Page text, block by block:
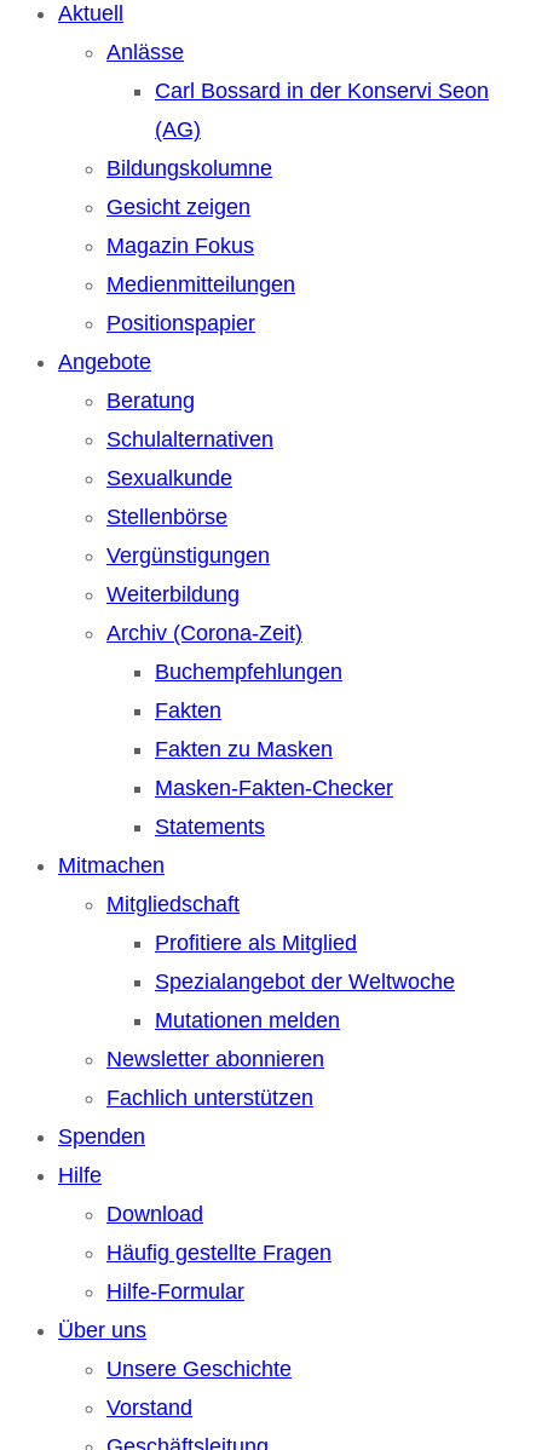
Aktuell
Anlässe
Carl Bossard in der Konservi Seon
(AG)
Bildungskolumne
Gesicht zeigen
Magazin Fokus
Medienmitteilungen
Positionspapier
Angebote
Beratung
Schulalternativen
Sexualkunde
Stellenbörse
Vergünstigungen
Weiterbildung
Archiv (Corona-Zeit)
Buchempfehlungen
Fakten
Fakten zu Masken
Masken-Fakten-Checker
Statements
Mitmachen
Mitgliedschaft
Profitiere als Mitglied
Spezialangebot der Weltwoche
Mutationen melden
Newsletter abonnieren
Fachlich unterstützen
Spenden
Hilfe
Download
Häufig gestellte Fragen
Hilfe-Formular
Über uns
Unsere Geschichte
Vorstand